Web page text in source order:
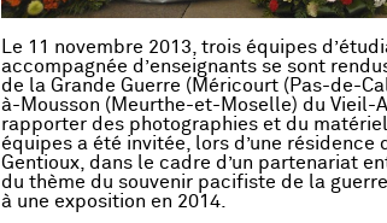
Le 11 novembre 2013, trois équipes
accompagnée d’enseignants se sont
de la Grande Guerre (Méricourt (Pas-de-
à-Mousson (Meurthe-et-Moselle) du Vieil-
rapporter des photographies et du matériel
équipes a été invitée, lors d’une résidence
Gentioux, dans le cadre d’un partenariat
du thème du souvenir pacifiste de la
à une exposition en 2014.